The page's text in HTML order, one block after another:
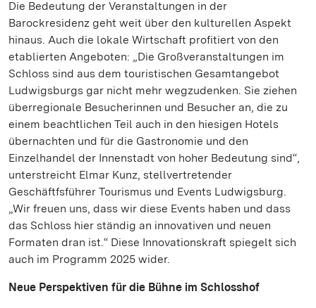
Die Bedeutung der Veranstaltungen in der
Barockresidenz geht weit über den kulturellen Aspekt
hinaus. Auch die lokale Wirtschaft profitiert von den
etablierten Angeboten: „Die Großveranstaltungen im
Schloss sind aus dem touristischen Gesamtangebot
Ludwigsburgs gar nicht mehr wegzudenken. Sie ziehen
überregionale Besucherinnen und Besucher an, die zu
einem beachtlichen Teil auch in den hiesigen Hotels
übernachten und für die Gastronomie und den
Einzelhandel der Innenstadt von hoher Bedeutung sind“,
unterstreicht Elmar Kunz, stellvertretender
Geschäftfsführer Tourismus und Events Ludwigsburg.
„Wir freuen uns, dass wir diese Events haben und dass
das Schloss hier ständig an innovativen und neuen
Formaten dran ist.“ Diese Innovationskraft spiegelt sich
auch im Programm 2025 wider.
Neue Perspektiven für die Bühne im Schlosshof